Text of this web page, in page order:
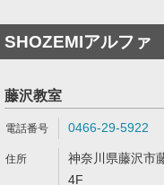
SHOZEMIアルファ
藤沢教室
0466-29-5922
神奈川県藤沢市
4F